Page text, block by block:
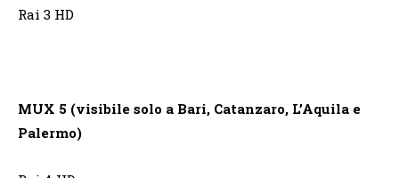
Rai 3 HD
MUX 5 (visibile solo a Bari, Catanzaro, L’Aquila e
Palermo)